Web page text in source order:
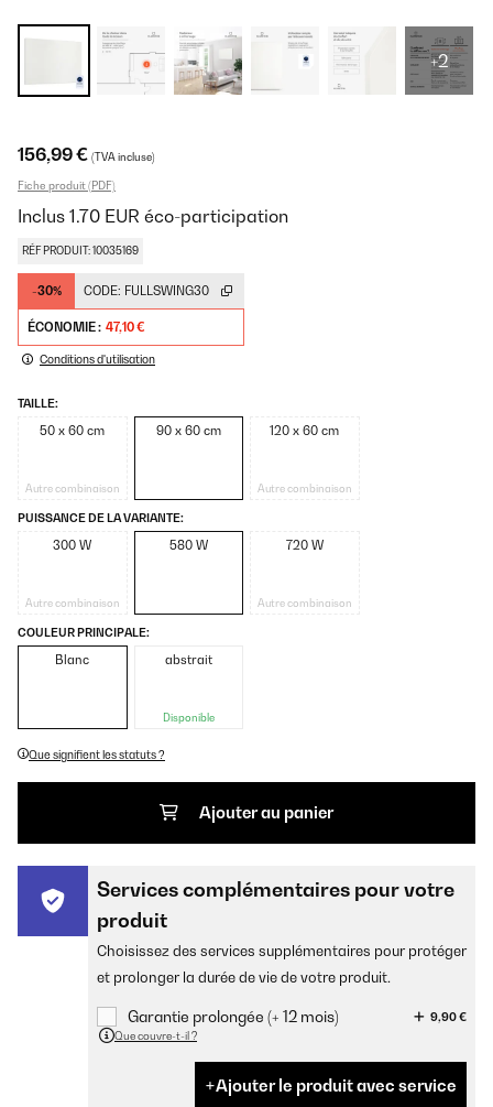
+2
156,99 € (TVA incluse)
Fiche produit (PDF)
Inclus 1.70 EUR éco-participation
RÉF PRODUIT: 10035169
-30% CODE: FULLSWING30
ÉCONOMIE : 47,10 €
Conditions d'utilisation
TAILLE:
50 x 60 cm
Autre combinaison
90 x 60 cm 120 x 60 cm
Autre combinaison
PUISSANCE DE LA VARIANTE:
300 W
Autre combinaison
580 W 720 W
Autre combinaison
COULEUR PRINCIPALE:
Blanc abstrait
Disponible
Que signifient les statuts ?
Ajouter au panier
Services complémentaires pour votre
produit
Choisissez des services supplémentaires pour protéger
et prolonger la durée de vie de votre produit.
Garantie prolongée (+ 12 mois)
9,90 €
Que couvre-t-il ?
Ajouter le produit avec service